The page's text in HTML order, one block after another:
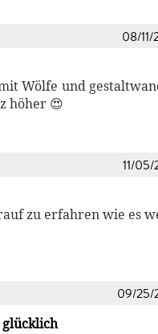
08/11/
Wölfe und
höher 😍
11/05/
zu erfahren wie es
09/25/
glücklich